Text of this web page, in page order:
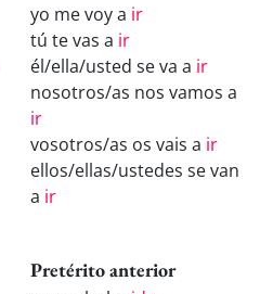
yo me voy a ir
tú te vas a ir
él/ella/usted se va a ir
nosotros/as nos vamos a
ir
vosotros/as os vais a ir
ellos/ellas/ustedes se van
a ir
Pretérito anterior